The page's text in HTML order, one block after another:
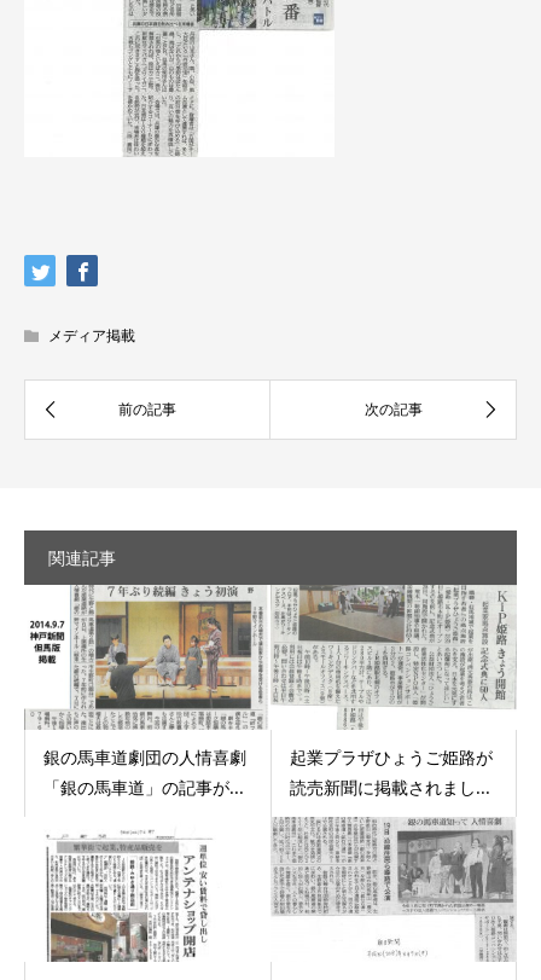
メディア掲載
関連記事
銀の馬車道劇団の人情喜劇
「銀の馬車道」の記事が...
起業プラザひょうご姫路が
読売新聞に掲載されまし...